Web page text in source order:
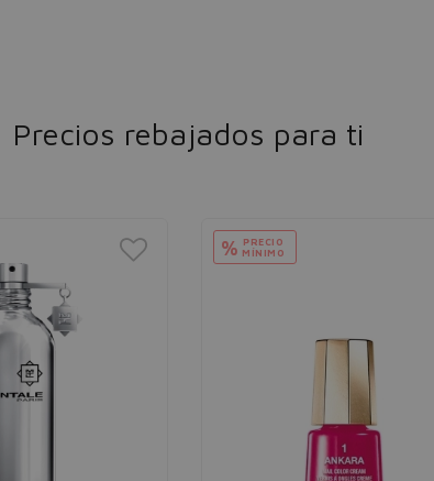
Precios rebajados para ti
% PRECIO
MÍNIMO